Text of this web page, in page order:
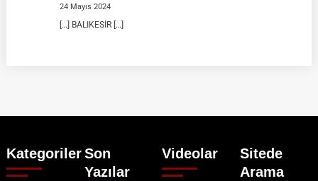
24 Mayıs 2024
[…] BALIKESİR […]
KategorilerSon
Yazılar
Videolar
Sitede
Arama